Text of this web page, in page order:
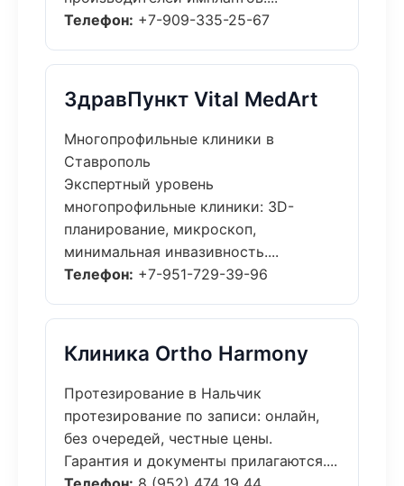
Телефон: +7-909-335-25-67
ЗдравПункт Vital MedArt
Многопрофильные клиники в
Ставрополь
Экспертный уровень
многопрофильные клиники: 3D-
планирование, микроскоп,
минимальная инвазивность....
Телефон: +7-951-729-39-96
Клиника Ortho Harmony
Протезирование в Нальчик
протезирование по записи: онлайн,
без очередей, честные цены.
Гарантия и документы прилагаются....